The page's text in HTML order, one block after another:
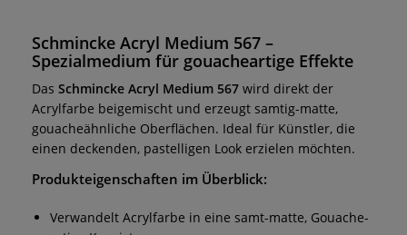
Schmincke Acryl Medium 567 –
Spezialmedium für gouacheartige Effekte
Das Schmincke Acryl Medium 567 wird direkt der
Acrylfarbe beigemischt und erzeugt samtig-matte,
gouacheähnliche Oberflächen. Ideal für Künstler, die
einen deckenden, pastelligen Look erzielen möchten.
Produkteigenschaften im Überblick:
Verwandelt Acrylfarbe in eine samt-matte, Gouache-